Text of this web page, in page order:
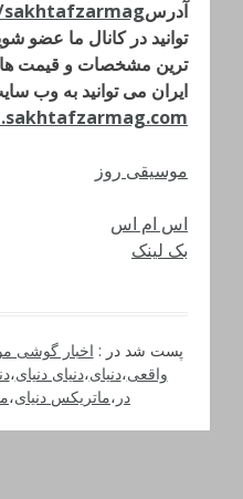
آدرس
توانید در کانال ما عضو
ترین مشخصات و قیمت
ایران می توانید به وب
موسیقی روز
اس ام اس
بک لینک
پست شد در : اخبار گوشی
واقعی،دنیای،دنیای دنیای،
در ،ماتریکس دنیای،